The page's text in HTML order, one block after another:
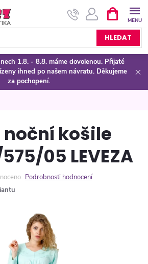
HLEDAT
NÁKUPNÍ
KOŠÍK
1.8. - 8.8. máme dovolenou. Přijaté
ihned po našem návratu. Děkujeme
za pochopení.
košile
05 LEVEZA
Podrobnosti hodnocení